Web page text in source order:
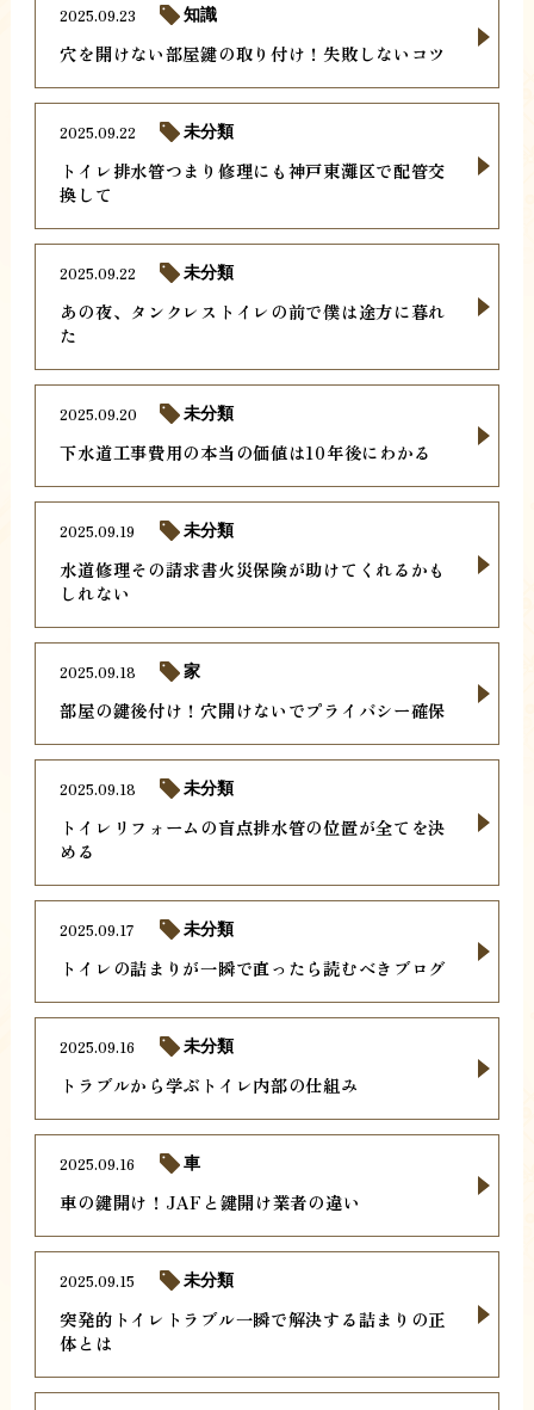
穴を開けない部屋鍵の取り付け！失敗しないコツ
2025.09.23 知識
トイレ排水管つまり修理にも神戸東灘区で配管交
換して
2025.09.22 未分類
あの夜、タンクレストイレの前で僕は途方に暮れ
た
2025.09.22 未分類
下水道工事費用の本当の価値は10年後にわかる
2025.09.20 未分類
水道修理その請求書火災保険が助けてくれるかも
しれない
2025.09.19 未分類
部屋の鍵後付け！穴開けないでプライバシー確保
2025.09.18 家
トイレリフォームの盲点排水管の位置が全てを決
める
2025.09.18 未分類
トイレの詰まりが一瞬で直ったら読むべきブログ
2025.09.17 未分類
トラブルから学ぶトイレ内部の仕組み
2025.09.16 未分類
車の鍵開け！JAFと鍵開け業者の違い
2025.09.16 車
突発的トイレトラブル一瞬で解決する詰まりの正
体とは
2025.09.15 未分類